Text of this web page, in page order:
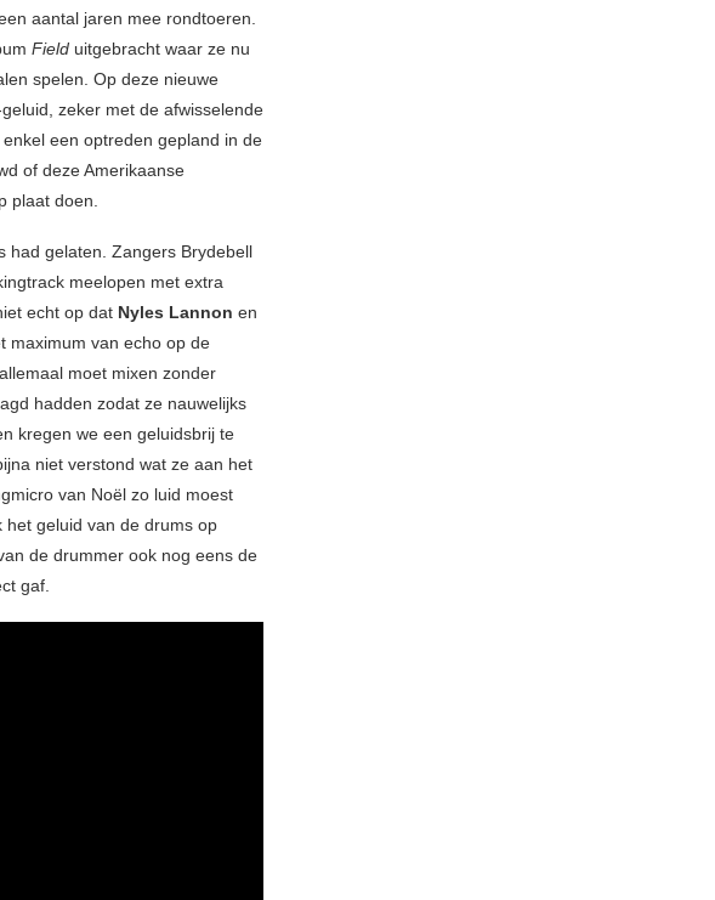
aantal jaren mee rondtoeren.
Field uitgebracht waar ze nu
spelen. Op deze nieuwe
zeker met de afwisselende
een optreden gepland in de
of deze Amerikaanse
plaat doen.
had gelaten. Zangers Brydebell
meelopen met extra
echt op dat Nyles Lannon en
maximum van echo op de
moet mixen zonder
hadden zodat ze nauwelijks
kregen we een geluidsbrij te
niet verstond wat ze aan het
van Noël zo luid moest
geluid van de drums op
de drummer ook nog eens de
gaf.